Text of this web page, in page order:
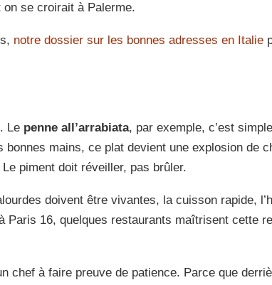
on se croirait à Palerme.
notre dossier sur les bonnes adresses en Italie
Le penne all’arrabiata, par exemple, c’est
mains, ce plat devient une explosion de
piment doit réveiller, pas brûler.
doivent être vivantes, la cuisson rapide,
Paris 16, quelques restaurants maîtrisent cette
chef à faire preuve de patience. Parce que